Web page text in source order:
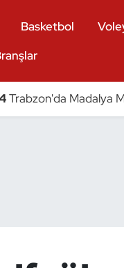
Basketbol
Trabzon'da Madalya